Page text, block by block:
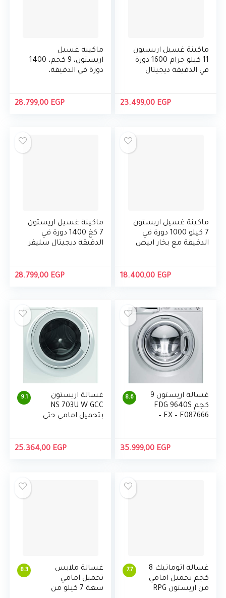
ماكينة غسيل اريستون
11 كيلو جرام 1600 دورة
في الدقيقة ديجيتال
23.499,00 EGP
ماكينة غسيل
اريستون، 9 كجم، 1400
دورة في الدقيقة،
28.799,00 EGP
ماكينة غسيل اريستون
7 كيلو 1000 دورة في
الدقيقة مع بخار ابيض
18.400,00 EGP
ماكينة غسيل اريستون
7 كغ 1400 دورة في
الدقيقة ديجيتال سليفر
28.799,00 EGP
8.6
غسالة اريستون 9
كجم FDG 9640S
EX – F087666 –
35.999,00 EGP
9.1
غسالة اريستون
NS 703U W GCC
بتحميل امامي حتى
LED، صنعت في25.364,00 EGP
7.7
غسالة اتوماتيك 8
كجم تحميل امامي
من اريستون RPG
8.3
غسالة ملابس
تحميل امامي
سعة 7 كيلو من